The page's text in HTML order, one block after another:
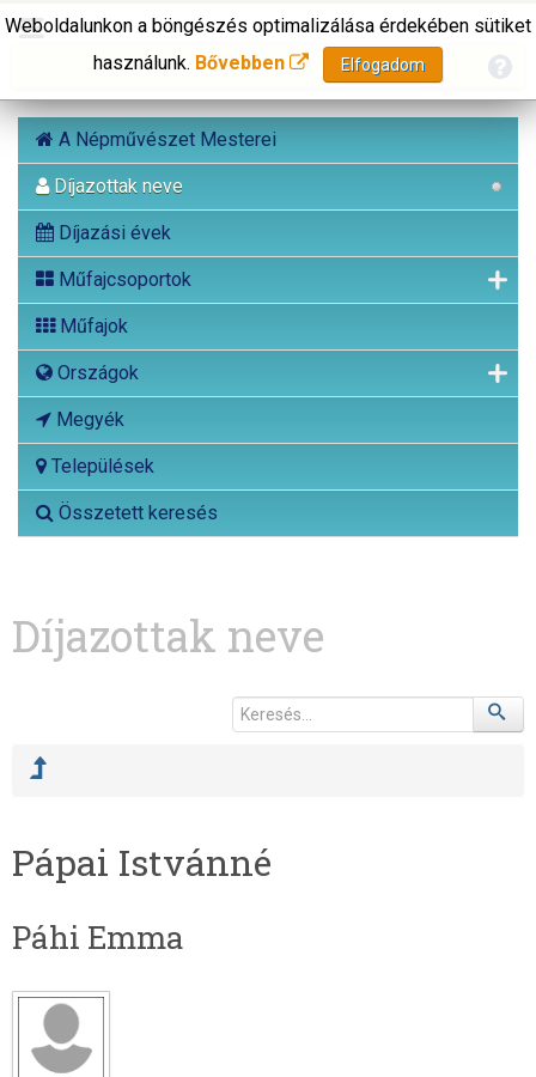
A Népművészet Mesterei
Díjazottak neve
Díjazási évek
Műfajcsoportok
Műfajok
Országok
Megyék
Települések
Összetett keresés
Weboldalunkon a böngészés optimalizálása érdekében sütiket
használunk. Bővebben Elfogadom
Díjazottak neve
Pápai Istvánné
Páhi Emma